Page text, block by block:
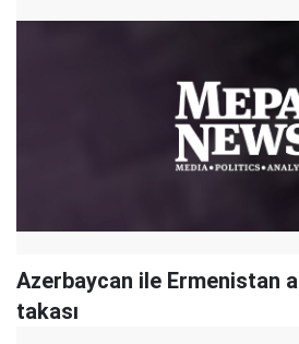
Azerbaycan ile Ermenistan
takası